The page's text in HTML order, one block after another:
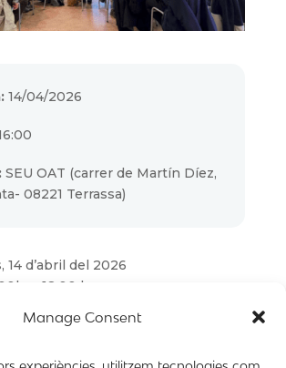
Manage Consent
14/04/2026
SEU OAT (carrer de Martín Díez,
08221 Terrassa)
14 d’abril del 2026
a 18:00 h.
(carrer de Martín Díez, 7, 2ª
Terrassa)